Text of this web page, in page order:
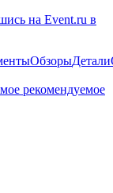
на Event.ru в
ОбзорыДетали
рекомендуемое